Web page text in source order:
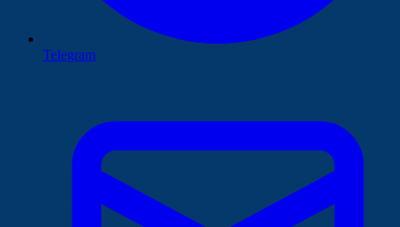
Telegram